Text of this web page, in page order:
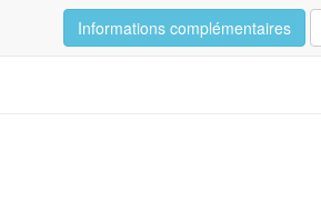
Informations complémentaires